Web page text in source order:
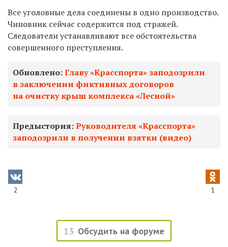
Все уголовные дела соединены в одно производство.
Чиновник сейчас содержится под стражей.
Следователи устанавливают все обстоятельства
совершенного преступления.
Обновлено:Главу «Красспорта» заподозрили
в заключении фиктивных договоров
на очистку крыш комплекса «Лесной»
Предыстория:Руководителя «Красспорта»
заподозрили в получении взятки (видео)
2 1
13 Обсудить на форуме